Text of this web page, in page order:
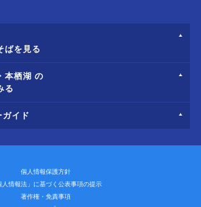
ばを見る
本栖湖 の
る
イド
個人情報保護方針
人情報法」に基づく公表事項の提示
著作権・免責事項